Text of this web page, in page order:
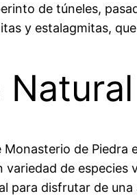
de túneles,
y estalagmitas,
Monasterio de
variedad de especies
para disfrutar de